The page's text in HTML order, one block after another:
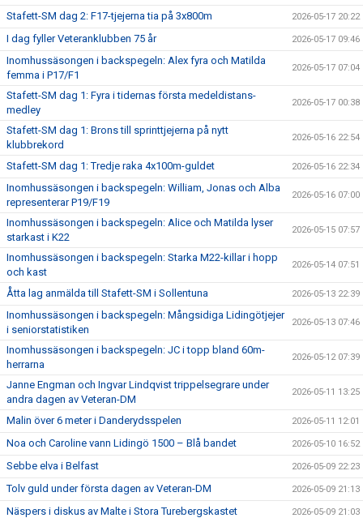
Stafett-SM dag 2: F17-tjejerna tia på 3x800m 2026-05-17 20:22
I dag fyller Veteranklubben 75 år 2026-05-17 09:46
Inomhussäsongen i backspegeln: Alex fyra och Matilda
femma i P17/F1
2026-05-17 07:04
Stafett-SM dag 1: Fyra i tidernas första medeldistans-
medley
2026-05-17 00:38
Stafett-SM dag 1: Brons till sprinttjejerna på nytt
klubbrekord
2026-05-16 22:54
Stafett-SM dag 1: Tredje raka 4x100m-guldet 2026-05-16 22:34
Inomhussäsongen i backspegeln: William, Jonas och Alba
representerar P19/F19
2026-05-16 07:00
Inomhussäsongen i backspegeln: Alice och Matilda lyser
starkast i K22
2026-05-15 07:57
Inomhussäsongen i backspegeln: Starka M22-killar i hopp
och kast
2026-05-14 07:51
Åtta lag anmälda till Stafett-SM i Sollentuna 2026-05-13 22:39
Inomhussäsongen i backspegeln: Mångsidiga Lidingötjejer
i seniorstatistiken
2026-05-13 07:46
Inomhussäsongen i backspegeln: JC i topp bland 60m-
herrarna
2026-05-12 07:39
Janne Engman och Ingvar Lindqvist trippelsegrare under
andra dagen av Veteran-DM
2026-05-11 13:25
Malin över 6 meter i Danderydsspelen 2026-05-11 12:01
Noa och Caroline vann Lidingö 1500 – Blå bandet 2026-05-10 16:52
Sebbe elva i Belfast 2026-05-09 22:23
Tolv guld under första dagen av Veteran-DM 2026-05-09 21:13
Näspers i diskus av Malte i Stora Turebergskastet 2026-05-09 21:03